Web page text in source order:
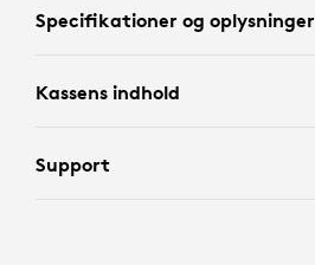
Specifikationer og oplysninger
Kassens indhold
Support